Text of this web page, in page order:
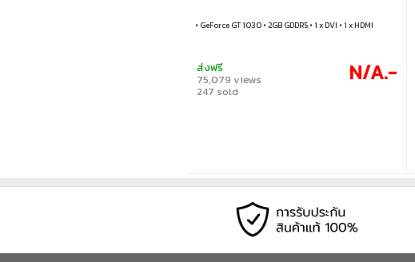
• GeForce GT 1030 • 2GB GDDR5 • 1 x DVI • 1 x HDMI
ส่งฟรี
75,079 views
247 sold
N/A.-